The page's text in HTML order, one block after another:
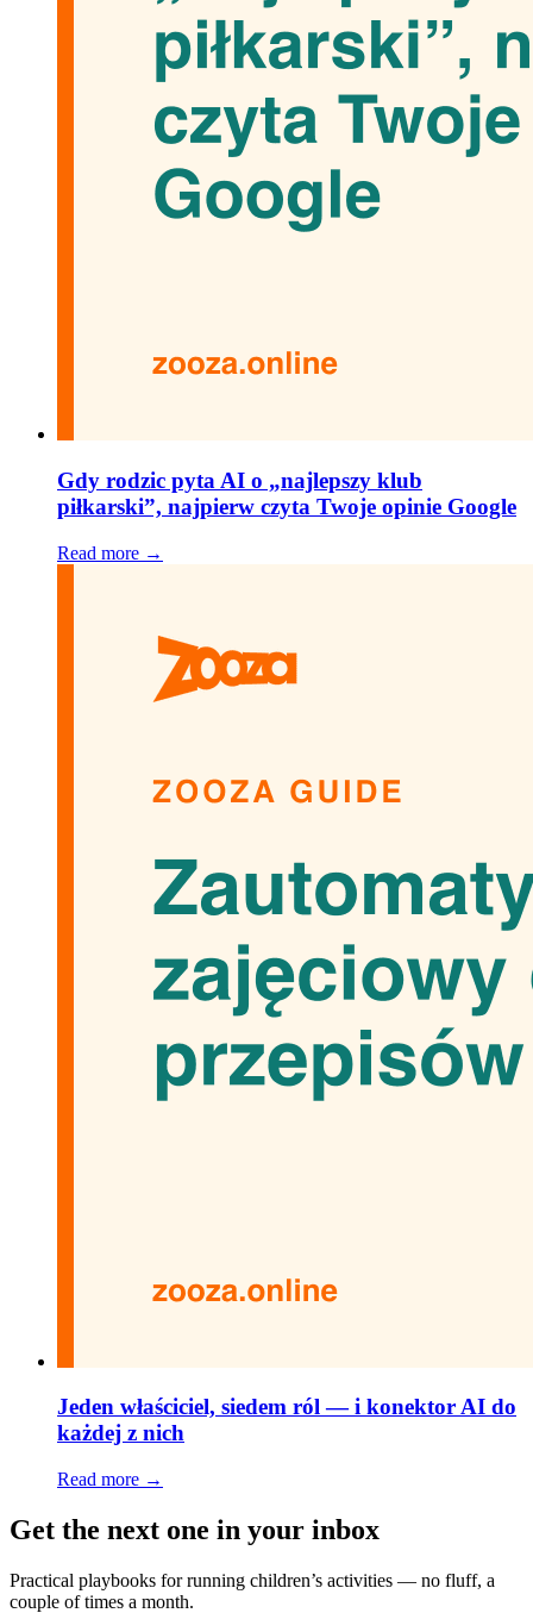
Gdy rodzic pyta AI o „najlepszy klub
piłkarski”, najpierw czyta Twoje opinie Google
Read more →
Jeden właściciel, siedem ról — i konektor AI do
każdej z nich
Read more →
Get the next one in your inbox
Practical playbooks for running children’s activities — no fluff, a
couple of times a month.